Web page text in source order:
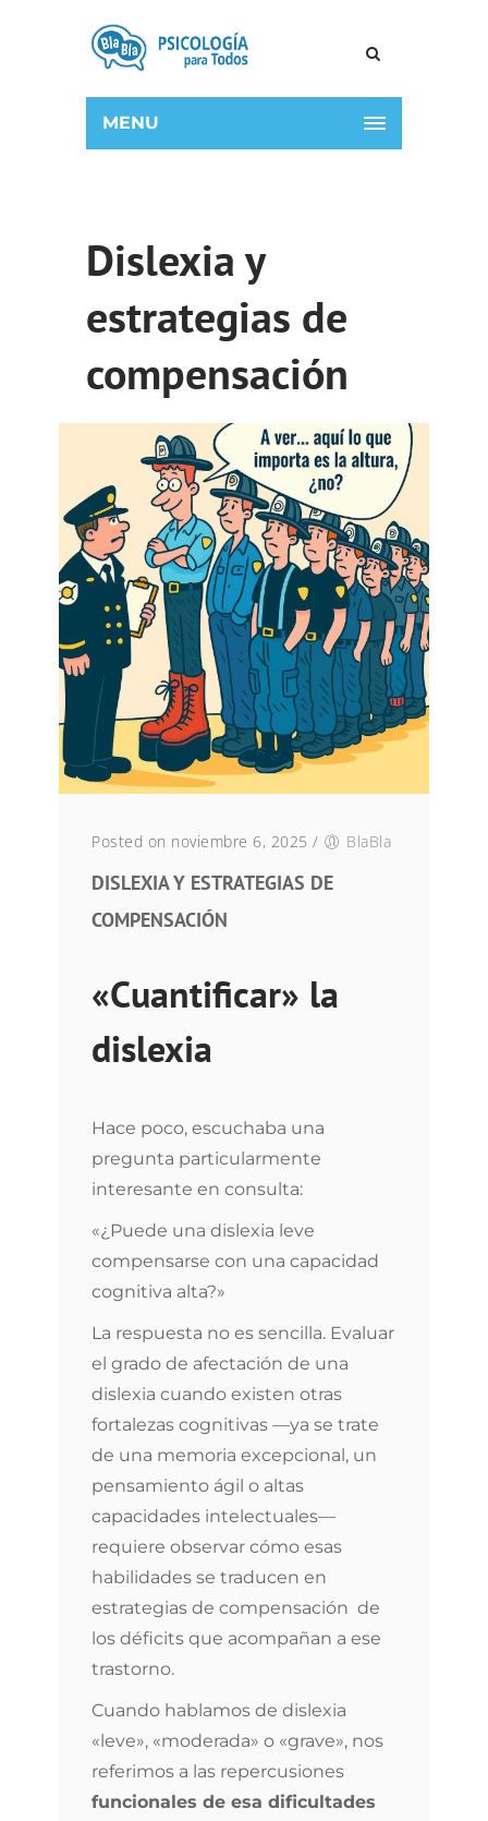
MENU
Dislexia y
estrategias de
compensación
Posted on noviembre 6, 2025 / BlaBla
DISLEXIA Y ESTRATEGIAS DE
COMPENSACIÓN
«Cuantificar» la
dislexia
Hace poco, escuchaba una
pregunta particularmente
interesante en consulta:
«¿Puede una dislexia leve
compensarse con una capacidad
cognitiva alta?»
La respuesta no es sencilla. Evaluar
el grado de afectación de una
dislexia cuando existen otras
fortalezas cognitivas —ya se trate
de una memoria excepcional, un
pensamiento ágil o altas
capacidades intelectuales—
requiere observar cómo esas
habilidades se traducen en
estrategias de compensación de
los déficits que acompañan a ese
trastorno.
Cuando hablamos de dislexia
«leve», «moderada» o «grave», nos
referimos a las repercusiones
funcionales de esa dificultades